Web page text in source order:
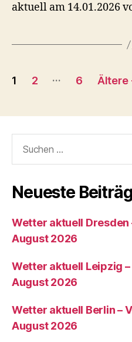
aktuell am 14.01.2026
Beiträge
1 2 … 6 Ältere
nach:
Neueste
Wetter aktuell Dresden
August 2026
Wetter aktuell Leipzig
August 2026
Wetter aktuell Berlin –
August 2026